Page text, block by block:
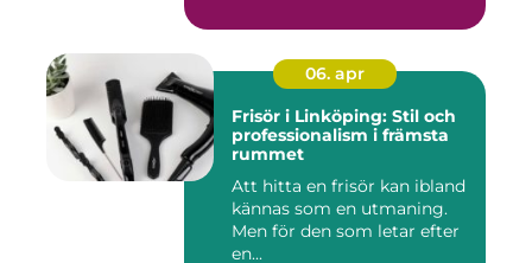
06. apr
Frisör i Linköping: Stil och
professionalism i främsta
rummet
Att hitta en frisör kan ibland
kännas som en utmaning.
Men för den som letar efter
en...